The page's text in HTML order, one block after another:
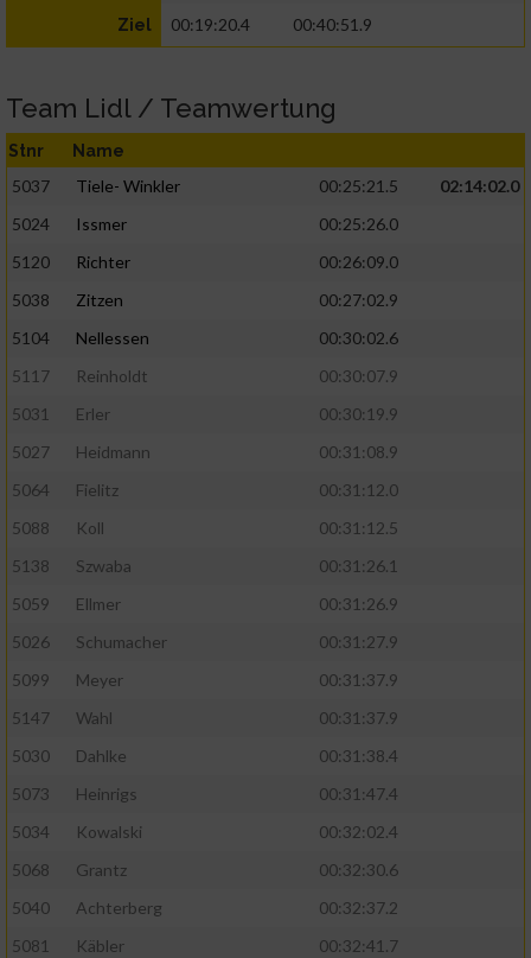
Ziel 00:19:20.4 00:40:51.9
Team Lidl / Teamwertung
Stnr Name
5037 Tiele- Winkler 00:25:21.5
02:14:02.0
5024
Issmer
00:25:26.0
5120
Richter
00:26:09.0
5038
Zitzen
00:27:02.9
5104
Nellessen
00:30:02.6
5117
Reinholdt
00:30:07.9
5031
Erler
00:30:19.9
5027
Heidmann
00:31:08.9
5064
Fielitz
00:31:12.0
5088
Koll
00:31:12.5
5138
Szwaba
00:31:26.1
5059
Ellmer
00:31:26.9
5026
Schumacher
00:31:27.9
5099
Meyer
00:31:37.9
5147
Wahl
00:31:37.9
5030
Dahlke
00:31:38.4
5073
Heinrigs
00:31:47.4
5034
Kowalski
00:32:02.4
5068
Grantz
00:32:30.6
5040
Achterberg
00:32:37.2
5081
Käbler
00:32:41.7